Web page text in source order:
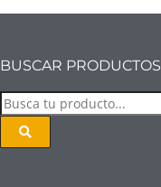
BUSCAR PRODUCTOS